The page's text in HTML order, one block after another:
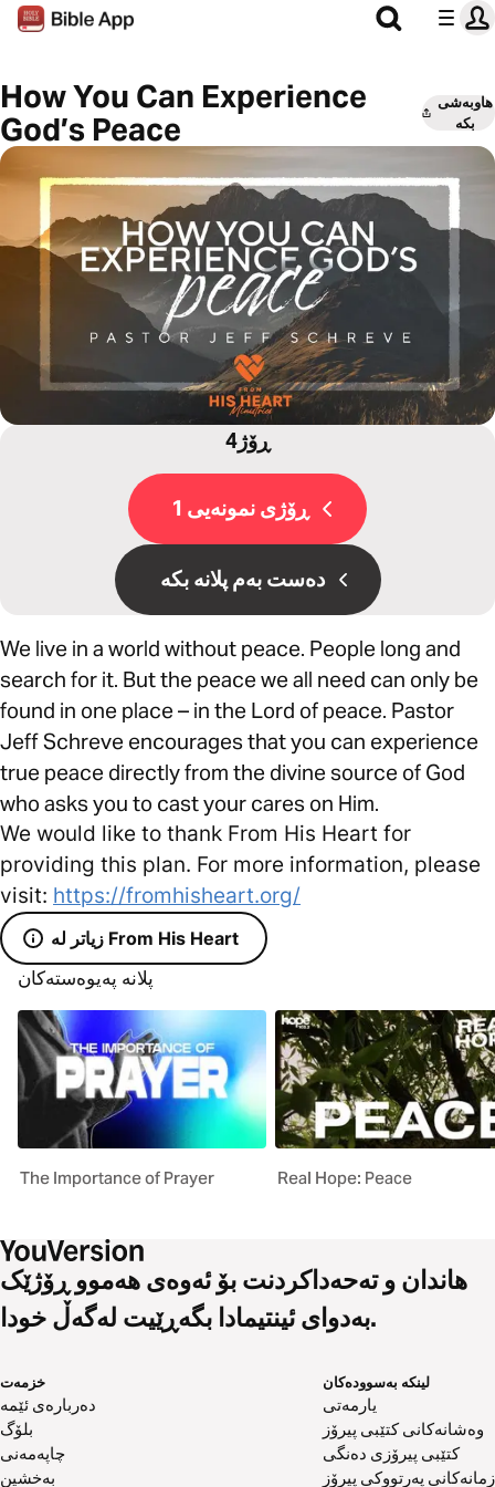
How You Can Experience
God’s Peace
هاوبەشی
بکە
4ڕۆژ
ڕۆژی نمونەیی 1
دەست بەم پلانە بکە
We live in a world without peace. People long and
search for it. But the peace we all need can only be
found in one place – in the Lord of peace. Pastor
Jeff Schreve encourages that you can experience
true peace directly from the divine source of God
who asks you to cast your cares on Him.
We would like to thank From His Heart for
providing this plan. For more information, please
visit: https://fromhisheart.org/
زیاتر لە From His Heart
پلانە پەیوەستەکان
The Importance of Prayer Real Hope: Peace
هاندان و تەحەداکردنت بۆ ئەوەی هەموو ڕۆژێک
بەدوای ئینتیمادا بگەڕێیت لەگەڵ خودا.
خزمەت
دەربارەی ئێمە
بلۆگ
چاپەمەنی
بەخشین
لینکە بەسوودەکان
یارمەتی
وەشانەکانی کتێبی پیرۆز
کتێبی پیرۆزی دەنگی
زمانەکانی پەرتووکی پیرۆز